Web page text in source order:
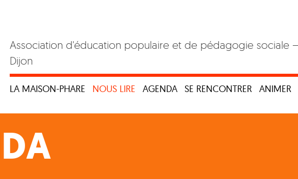
Association d'éducation populaire et de pédagogie sociale
Dijon
LA MAISON-PHARE NOUS LIRE AGENDA SE RENCONTRER ANIMER